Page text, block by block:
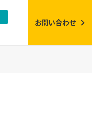
お問い合わせ